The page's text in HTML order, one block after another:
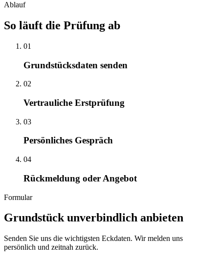
Ablauf
So läuft die Prüfung ab
01
Grundstücksdaten senden
02
Vertrauliche Erstprüfung
03
Persönliches Gespräch
04
Rückmeldung oder Angebot
Formular
Grundstück unverbindlich anbieten
Senden Sie uns die wichtigsten Eckdaten. Wir melden uns
persönlich und zeitnah zurück.